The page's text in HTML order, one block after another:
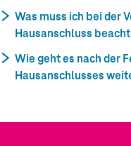
Was muss ich bei der
Hausanschluss
Wie geht es nach der
Hausanschlusses